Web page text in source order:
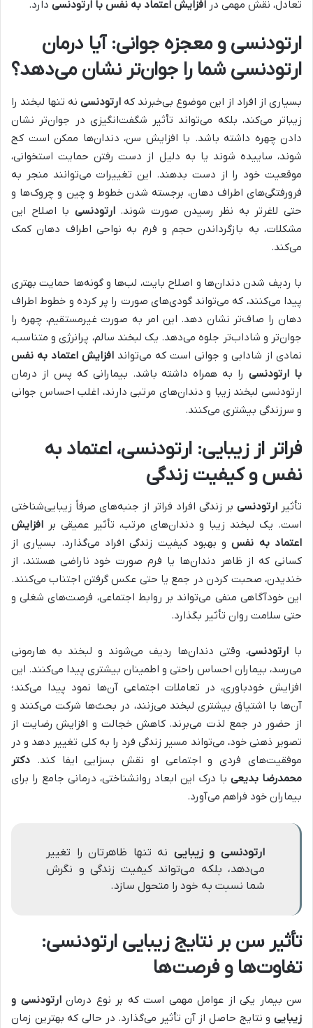
تعادل، نقش مهمی در افزایش اعتماد به نفس با ارتودنسی دارد.
ارتودنسی و معجزه جوانی: آیا درمان
ارتودنسی شما را جوان‌تر نشان می‌دهد؟
بسیاری از افراد از این موضوع بی‌خبرند که ارتودنسی نه تنها لبخند را
زیباتر می‌کند، بلکه می‌تواند تأثیر شگفت‌انگیزی در جوان‌تر نشان
دادن چهره داشته باشد. با افزایش سن، دندان‌ها ممکن است کج
شوند، ساییده شوند یا به دلیل از دست رفتن حمایت استخوانی،
موقعیت خود را از دست بدهند. این تغییرات می‌توانند منجر به
فرورفتگی‌های اطراف دهان، برجسته شدن خطوط و چین و چروک‌ها و
حتی لاغرتر به نظر رسیدن صورت شوند.ارتودنسی با اصلاح این
مشکلات، به بازگرداندن حجم و فرم به نواحی اطراف دهان کمک
می‌کند.
با ردیف شدن دندان‌ها و اصلاح بایت، لب‌ها و گونه‌ها حمایت بهتری
پیدا می‌کنند، که می‌تواند گودی‌های صورت را پر کرده و خطوط اطراف
دهان را صاف‌تر نشان دهد. این امر به صورت غیرمستقیم، چهره را
جوان‌تر و شاداب‌تر جلوه می‌دهد. یک لبخند سالم، پرانرژی و متناسب،
نمادی از شادابی و جوانی است که می‌تواند افزایش اعتماد به نفس
با ارتودنسیرا به همراه داشته باشد. بیمارانی که پس از درمان
ارتودنسی لبخند زیبا و دندان‌های مرتبی دارند، اغلب احساس جوانی
و سرزندگی بیشتری می‌کنند.
فراتر از زیبایی: ارتودنسی، اعتماد به
نفس و کیفیت زندگی
تأثیر ارتودنسی بر زندگی افراد فراتر از جنبه‌های صرفاً زیبایی‌شناختی
است. یک لبخند زیبا و دندان‌های مرتب، تأثیر عمیقی بر افزایش
اعتماد به نفسو بهبود کیفیت زندگی افراد می‌گذارد. بسیاری از
کسانی که از ظاهر دندان‌ها یا فرم صورت خود ناراضی هستند، از
خندیدن، صحبت کردن در جمع یا حتی عکس گرفتن اجتناب می‌کنند.
این خودآگاهی منفی می‌تواند بر روابط اجتماعی، فرصت‌های شغلی و
حتی سلامت روان تأثیر بگذارد.
با ارتودنسی، وقتی دندان‌ها ردیف می‌شوند و لبخند به هارمونی
می‌رسد، بیماران احساس راحتی و اطمینان بیشتری پیدا می‌کنند. این
افزایش خودباوری، در تعاملات اجتماعی آن‌ها نمود پیدا می‌کند؛
آن‌ها با اشتیاق بیشتری لبخند می‌زنند، در بحث‌ها شرکت می‌کنند و
از حضور در جمع لذت می‌برند. کاهش خجالت و افزایش رضایت از
تصویر ذهنی خود، می‌تواند مسیر زندگی فرد را به کلی تغییر دهد و در
موفقیت‌های فردی و اجتماعی او نقش بسزایی ایفا کند. دکتر
محمدرضا بدیعی با درک این ابعاد روانشناختی، درمانی جامع را برای
بیماران خود فراهم می‌آورد.
ارتودنسی و زیبایی نه تنها ظاهرتان را تغییر
می‌دهد، بلکه می‌تواند کیفیت زندگی و نگرش
شما نسبت به خود را متحول سازد.
تأثیر سن بر نتایج زیبایی ارتودنسی:
تفاوت‌ها و فرصت‌ها
سن بیمار یکی از عوامل مهمی است که بر نوع درمانارتودنسی و
زیبایی و نتایج حاصل از آن تأثیر می‌گذارد. در حالی که بهترین زمان